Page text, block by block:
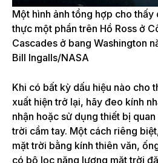
Một hình ảnh tổng hợp cho thấy
thực một phần trên Hồ Ross ở
Cascades ở bang Washington
Bill Ingalls/NASA
Khi có bất kỳ dấu hiệu nào cho
xuất hiện trở lại, hãy đeo kính
nhận hoặc sử dụng thiết bị
trời cầm tay. Một cách riêng
mặt trời bằng kính thiên văn,
có bộ lọc năng lượng mặt trời